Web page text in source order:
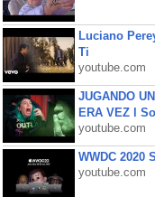
Luciano
Ti
youtube.com
JUGANDO
ERA VEZ l
youtube.com
WWDC 2020
youtube.com